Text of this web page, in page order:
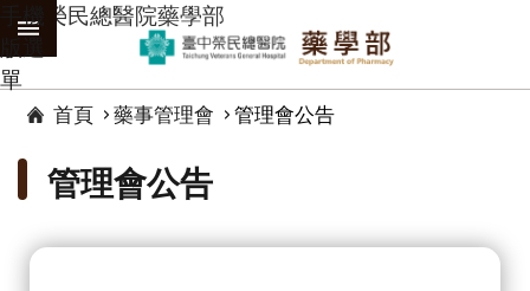
跳到主要內容區塊
手機
單
階
搜
臺中榮民總醫院藥學部
首頁 藥事管理會 管理會公告
管理會公告